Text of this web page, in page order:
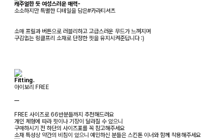
캐주얼한 듯 여성스러운 매력-
소소하지만 특별한 디테일을 담은#카라티셔츠
소매 프릴과 버튼으로 러블리하고 고급스러운 무드가 느껴지며
구김없는 링클프리 소재로 단정한 핏을 유지시켜준답니다 :)
Fitting.
아이보리 FREE
ㅡ
FREE 사이즈로 66반분들까지 추천해드려요
개인 체형에 따라 핏이나 기장이 달라질 수 있으니
구매하시기 전 하단의 사이즈표를 꼭 참고해주세요
소재 특성상 약간의 비침이 있으니 예민하신 분들은 스킨톤 이너와 함께 착용해주세요